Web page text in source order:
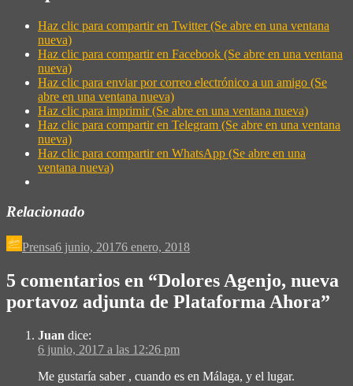
Haz clic para compartir en Twitter (Se abre en una ventana
nueva)
Haz clic para compartir en Facebook (Se abre en una ventana
nueva)
Haz clic para enviar por correo electrónico a un amigo (Se
abre en una ventana nueva)
Haz clic para imprimir (Se abre en una ventana nueva)
Haz clic para compartir en Telegram (Se abre en una ventana
nueva)
Haz clic para compartir en WhatsApp (Se abre en una
ventana nueva)
Relacionado
Prensa6 junio, 20176 enero, 2018
5 comentarios en “Dolores Agenjo, nueva
portavoz adjunta de Plataforma Ahora”
Juan dice:
6 junio, 2017 a las 12:26 pm
Me gustaría saber , cuando es en Málaga, y el lugar.